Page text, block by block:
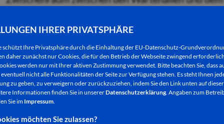
IHRER PRIVATSPHÄRE
schützt Ihre Privatsphäre durch die Einhaltung der EU-Datenschutz-
daher zunächst nur Cookies, die für den Betrieb der Webseite zwingend
werden nur mit Ihrer aktiven Zustimmung verwendet. Bitte beachten Sie, dass
nicht alle Funktionalitäten der Seite zur Verfügung stehen. Es steht Ihnen
zu geben, zu verweigern oder zurückzuziehen, indem Sie den Link unten auf
Informationen finden Sie in unsererDatenschutzerklärung. Angaben zum
Sie im Impressum.
möchten Sie zulassen?
um in die Wartehalle zu gelangen. Dieser
werden.
Die Wartehallenstandorte werden an der
Warte­hallen werden dement­sprechend größer
gung stehende Grund­fläche wird um insgesamt
Breitenstraße Haus-Nr. 57 wird die Wartehalle